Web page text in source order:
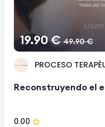
19.90 €49.90 €
PROCESO
Reconstruyendo el
0.00